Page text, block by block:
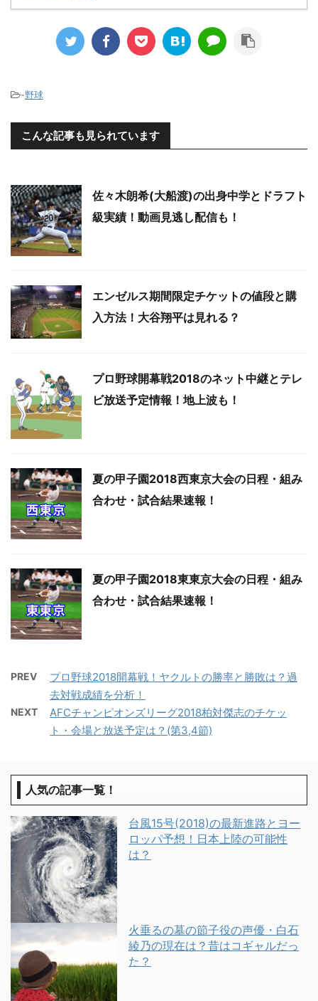
-野球
こんな記事も見られています
佐々木朗希(大船渡)の出身中学とドラフト
級実績！動画見逃し配信も！
エンゼルス期間限定チケットの値段と購
入方法！大谷翔平は見れる？
プロ野球開幕戦2018のネット中継とテレ
ビ放送予定情報！地上波も！
夏の甲子園2018西東京大会の日程・組み
合わせ・試合結果速報！
夏の甲子園2018東東京大会の日程・組み
合わせ・試合結果速報！
PREV
プロ野球2018開幕戦！ヤクルトの勝率と勝敗は？過
去対戦成績を分析！
NEXT
AFCチャンピオンズリーグ2018柏対傑志のチケッ
ト・会場と放送予定は？(第3,4節)
人気の記事一覧！
台風15号(2018)の最新進路とヨー
ロッパ予想！日本上陸の可能性
は？
火垂るの墓の節子役の声優・白石
綾乃の現在は？昔はコギャルだっ
た？